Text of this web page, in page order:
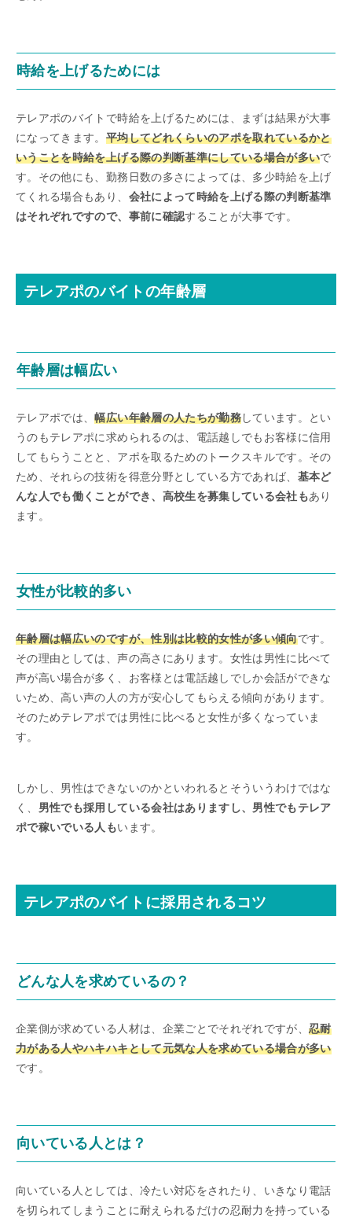
時給を上げるためには
テレアポのバイトで時給を上げるためには、まずは結果が大事
になってきます。 平均してどれくらいのアポを取れているかと
いうことを時給を上げる際の判断基準にしている場合が多いで
す。その他にも、勤務日数の多さによっては、多少時給を上げ
てくれる場合もあり、 会社によって時給を上げる際の判断基準
はそれぞれですので、事前に確認することが大事です。
テレアポのバイトの年齢層
年齢層は幅広い
テレアポでは、幅広い年齢層の人たちが勤務しています。とい
うのもテレアポに求められるのは、電話越しでもお客様に信用
してもらうことと、アポを取るためのトークスキルです。その
ため、それらの技術を得意分野としている方であれば、 基本ど
んな人でも働くことができ、高校生を募集している会社もあり
ます。
女性が比較的多い
年齢層は幅広いのですが、性別は比較的女性が多い傾向です。
その理由としては、声の高さにあります。女性は男性に比べて
声が高い場合が多く、お客様とは電話越しでしか会話ができな
いため、高い声の人の方が安心してもらえる傾向があります。
そのためテレアポでは男性に比べると女性が多くなっていま
す。
しかし、男性はできないのかといわれるとそういうわけではな
く、 男性でも採用している会社はありますし、男性でもテレア
ポで稼いでいる人もいます。
テレアポのバイトに採用されるコツ
どんな人を求めているの？
企業側が求めている人材は、企業ごとでそれぞれですが、忍耐
力がある人やハキハキとして元気な人を求めている場合が多い
です。
向いている人とは？
向いている人としては、冷たい対応をされたり、いきなり電話
を切られてしまうことに耐えられるだけの忍耐力を持っている